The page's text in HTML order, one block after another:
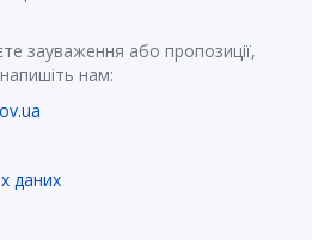
зауваження або пропозиції,
нам:
даних